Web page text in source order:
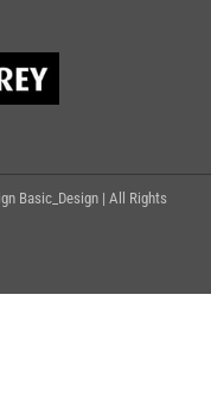
Basic_Design | All Rights